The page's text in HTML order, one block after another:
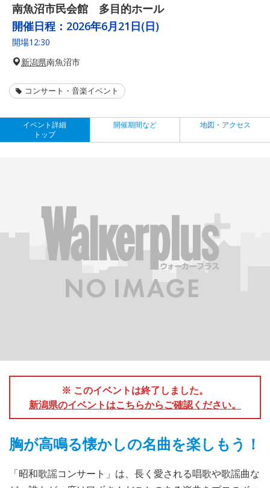
南魚沼市民会館 多目的ホール
開催日程： 2026年6月21日(日)
開場12:30
新潟県南魚沼市
コンサート・音楽イベント
イベント詳細
トップ
開催期間など 地図・アクセス
※ このイベントは終了しました。
新潟県のイベントはこちらからご確認ください。
胸が高鳴る懐かしの名曲を楽しもう！
「昭和歌謡コンサート」は、長く愛される唱歌や歌謡曲な